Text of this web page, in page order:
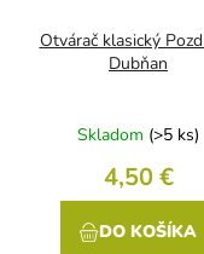
Otvárač klasický
Dubňan
Skladom (>5 ks)
4,50 €
DO KOŠÍKA